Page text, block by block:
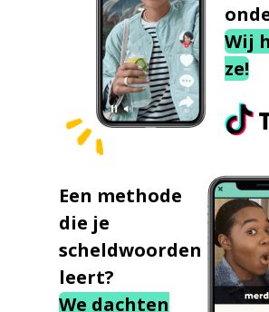
Wij
ze!
Een methode
die je
scheldwoorden
leert?
We dachten